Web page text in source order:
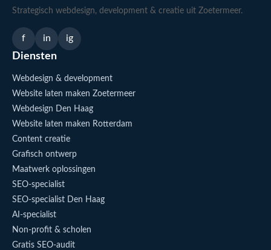
Strategisch webdesign, development & creatie uit Zoetermeer.
f in ig
Diensten
Webdesign & development
Website laten maken Zoetermeer
Webdesign Den Haag
Website laten maken Rotterdam
Content creatie
Grafisch ontwerp
Maatwerk oplossingen
SEO-specialist
SEO-specialist Den Haag
AI-specialist
Non-profit & scholen
Gratis SEO-audit